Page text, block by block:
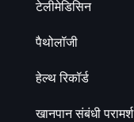
टेलीमेडिसिन
पैथोलॉजी
हेल्थ रिकॉर्ड
खानपान संबंधी परामर्श